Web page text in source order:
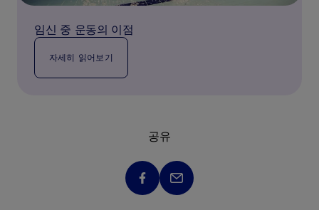
임신 중 운동의 이점
자세히 읽어보기
공유